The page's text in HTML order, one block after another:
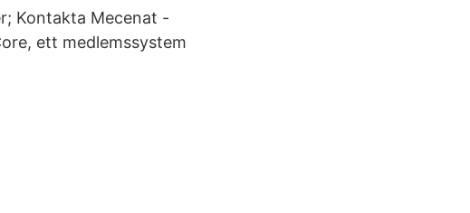
Kontakta Mecenat -
ett medlemssystem